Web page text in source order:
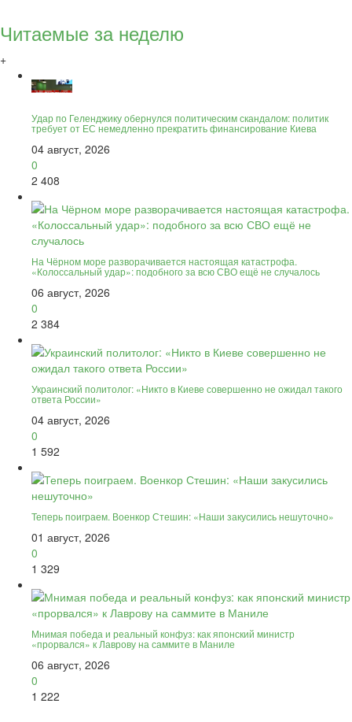
Читаемые за неделю
+
Удар по Геленджику обернулся политическим скандалом: политик
требует от ЕС немедленно прекратить финансирование Киева
04 август, 2026
0
2 408
На Чёрном море разворачивается настоящая катастрофа.
«Колоссальный удар»: подобного за всю СВО ещё не случалось
06 август, 2026
0
2 384
Украинский политолог: «Никто в Киеве совершенно не ожидал такого
ответа России»
04 август, 2026
0
1 592
Теперь поиграем. Военкор Стешин: «Наши закусились нешуточно»
01 август, 2026
0
1 329
Мнимая победа и реальный конфуз: как японский министр
«прорвался» к Лаврову на саммите в Маниле
06 август, 2026
0
1 222